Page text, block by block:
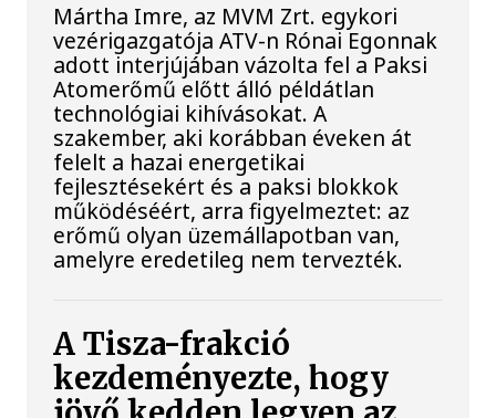
Mártha Imre, az MVM Zrt. egykori
vezérigazgatója ATV-n Rónai Egonnak
adott interjújában vázolta fel a Paksi
Atomerőmű előtt álló példátlan
technológiai kihívásokat. A
szakember, aki korábban éveken át
felelt a hazai energetikai
fejlesztésekért és a paksi blokkok
működéséért, arra figyelmeztet: az
erőmű olyan üzemállapotban van,
amelyre eredetileg nem tervezték.
A Tisza-frakció
kezdeményezte, hogy